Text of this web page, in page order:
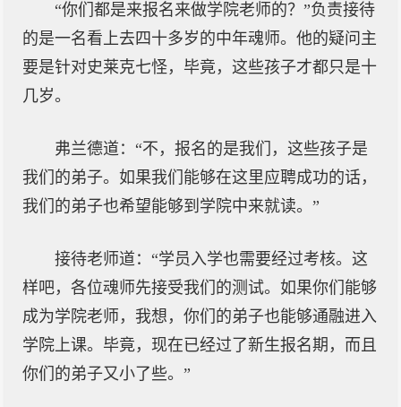
“你们都是来报名来做学院老师的？”负责接待
的是一名看上去四十多岁的中年魂师。他的疑问主
要是针对史莱克七怪，毕竟，这些孩子才都只是十
几岁。
弗兰德道：“不，报名的是我们，这些孩子是
我们的弟子。如果我们能够在这里应聘成功的话，
我们的弟子也希望能够到学院中来就读。”
接待老师道：“学员入学也需要经过考核。这
样吧，各位魂师先接受我们的测试。如果你们能够
成为学院老师，我想，你们的弟子也能够通融进入
学院上课。毕竟，现在已经过了新生报名期，而且
你们的弟子又小了些。”